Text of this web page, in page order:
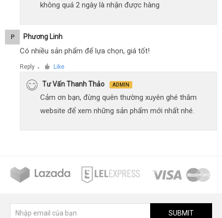
không quá 2 ngày là nhận được hàng
P Phương Linh
Có nhiều sản phẩm để lựa chọn, giá tốt!
Reply ● Like
Tư Vấn Thanh Thảo ADMIN
Cảm ơn bạn, đừng quên thường xuyên ghé thăm
website để xem những sản phẩm mới nhất nhé.
SUBMIT